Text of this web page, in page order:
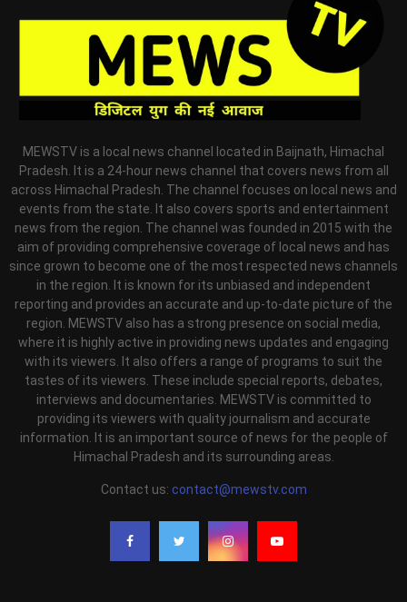
MEWSTV is a local news channel located in Baijnath, Himachal
Pradesh. It is a 24-hour news channel that covers news from all
across Himachal Pradesh. The channel focuses on local news and
events from the state. It also covers sports and entertainment
news from the region. The channel was founded in 2015 with the
aim of providing comprehensive coverage of local news and has
since grown to become one of the most respected news channels
in the region. It is known for its unbiased and independent
reporting and provides an accurate and up-to-date picture of the
region. MEWSTV also has a strong presence on social media,
where it is highly active in providing news updates and engaging
with its viewers. It also offers a range of programs to suit the
tastes of its viewers. These include special reports, debates,
interviews and documentaries. MEWSTV is committed to
providing its viewers with quality journalism and accurate
information. It is an important source of news for the people of
Himachal Pradesh and its surrounding areas.
Contact us: contact@mewstv.com